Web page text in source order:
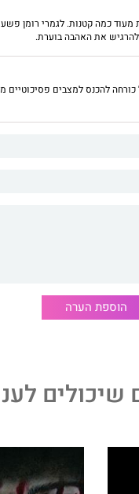
שקרים והטעיה.
ובין החלטה הרת גורל,
עלילה שבה קצות העצבים
של מוסר לבן.
כמה קטנות. לגמרי רומן
את האהבה בוערת.
להכנס למצבים פסיכוטיים
הוספת הערה